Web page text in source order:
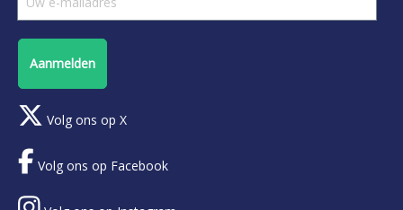
Aanmelden
Volg ons op X
Volg ons op Facebook